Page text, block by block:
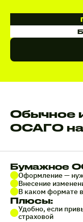
Обычное
ОСАГО
Бумажное
Оформление —
Внесение
В каком формате
Плюсы:
Удобно, если
страховой